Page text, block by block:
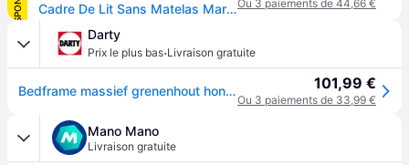
Cadre De Lit Sans Matelas Marron Miel Bois Massif VidaxlOu 3 paiements de 44,66 €
Darty
Prix le plus bas·Livraison gratuite
Bedframe massief grenenhout honingbruin 135x190 cm820584 101,99 €
Ou 3 paiements de 33,99 €
Mano Mano
Livraison gratuite